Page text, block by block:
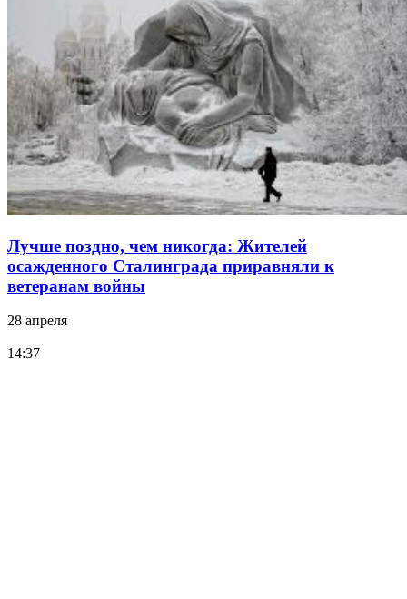
Лучше поздно, чем никогда: Жителей
осажденного Сталинграда приравняли к
ветеранам войны
28 апреля
14:37